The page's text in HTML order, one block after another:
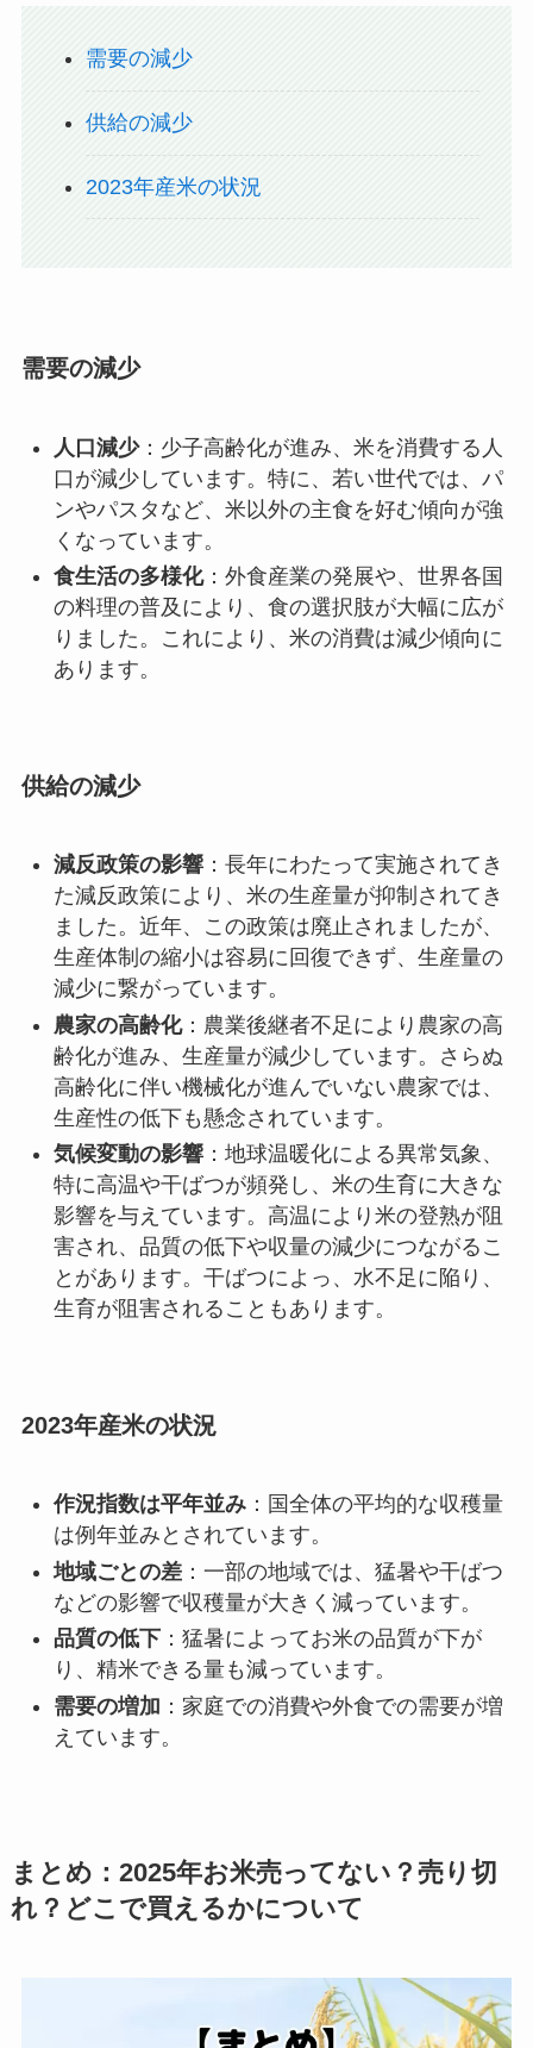
需要の減少
供給の減少
2023年産米の状況
需要の減少
人口減少：少子高齢化が進み、米を消費する人
口が減少しています。特に、若い世代では、パ
ンやパスタなど、米以外の主食を好む傾向が強
くなっています。
食生活の多様化：外食産業の発展や、世界各国
の料理の普及により、食の選択肢が大幅に広が
りました。これにより、米の消費は減少傾向に
あります。
供給の減少
減反政策の影響：長年にわたって実施されてき
た減反政策により、米の生産量が抑制されてき
ました。近年、この政策は廃止されましたが、
生産体制の縮小は容易に回復できず、生産量の
減少に繋がっています。
農家の高齢化：農業後継者不足により農家の高
齢化が進み、生産量が減少しています。さらぬ
高齢化に伴い機械化が進んでいない農家では、
生産性の低下も懸念されています。
気候変動の影響：地球温暖化による異常気象、
特に高温や干ばつが頻発し、米の生育に大きな
影響を与えています。高温により米の登熟が阻
害され、品質の低下や収量の減少につながるこ
とがあります。干ばつによっ、水不足に陥り、
生育が阻害されることもあります。
2023年産米の状況
作況指数は平年並み：国全体の平均的な収穫量
は例年並みとされています。
地域ごとの差：一部の地域では、猛暑や干ばつ
などの影響で収穫量が大きく減っています。
品質の低下：猛暑によってお米の品質が下が
り、精米できる量も減っています。
需要の増加 ：家庭での消費や外食での需要が増
えています。
まとめ：2025年お米売ってない？売り切
れ？どこで買えるかについて